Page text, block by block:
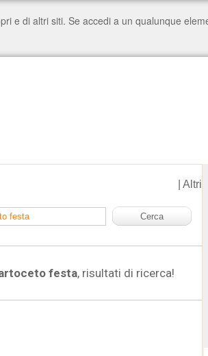
Altri
festa, risultati di ricerca!